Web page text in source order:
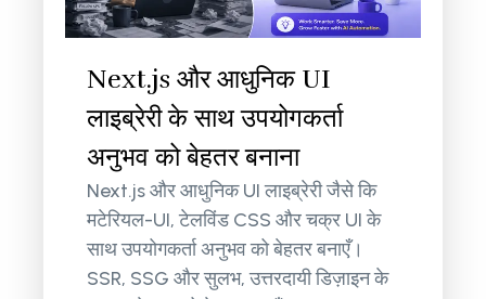
Next.js और आधुनिक UI
लाइब्रेरी के साथ उपयोगकर्ता
अनुभव को बेहतर बनाना
Next.js और आधुनिक UI लाइब्रेरी जैसे कि
मटेरियल-UI, टेलविंड CSS और चक्र UI के
साथ उपयोगकर्ता अनुभव को बेहतर बनाएँ।
SSR, SSG और सुलभ, उत्तरदायी डिज़ाइन के